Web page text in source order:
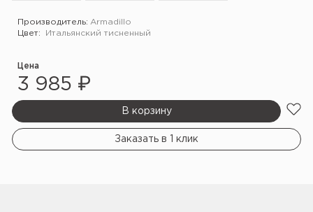
Производитель: Armadillo
Цвет:
Итальянский тисненный
Цена
3 985 ₽
В корзину
Заказать в 1 клик